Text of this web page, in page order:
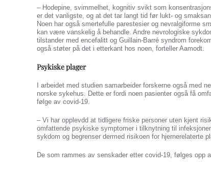
– Hodepine, svimmelhet, kognitiv svikt som
er det vanligste, og at det tar langt tid før lukt- og
Noen har også smertefulle parestesier og nevralgiforme
kan være vanskelig å behandle. Andre nevrologiske
tilstander med encefalitt og Guillain-Barré syndrom
også støter på det i etterkant hos noen, forteller Aamodt.
Psykiske plager
I arbeidet med studien samarbeider forskerne også med
norske sykehus. Dette er fordi noen pasienter også få
følge av covid-19.
– Vi har opplevdd at tidligere friske personer uten kjent
omfattende psykiske symptomer i tilknytning til
sykdom og begrenser dermed risikoen for hjernerelaterte
De som rammes av senskader etter covid-19, følges opp